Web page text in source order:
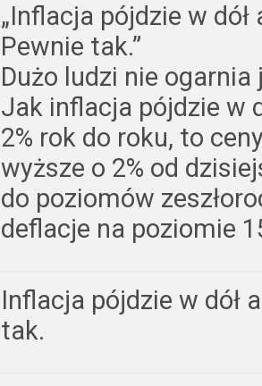
„Inflacja pójdzie w
Pewnie tak.”
Dużo ludzi nie
Jak inflacja pójdzie w
2% rok do roku, to
wyższe o 2% od
do poziomów
deflacje na poziomie
Inflacja pójdzie w dół
tak.